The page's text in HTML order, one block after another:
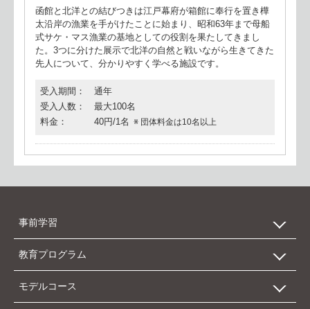
函館と北洋との結びつきは江戸幕府が箱館に奉行を置き樺
太沿岸の漁業を手がけたことに始まり、昭和63年まで母船
式サケ・マス漁業の基地としての役割を果たしてきまし
た。3つに分けた展示で北洋の自然と戦いながら生きてきた
先人について、分かりやすく学べる施設です。
受入期間
通年
受入人数
最大100名
料金
40円/1名 団体料金は10名以上
事前学習
数字で見る北海道
自然
教育プログラム
エリア別施設一覧
モデルコース